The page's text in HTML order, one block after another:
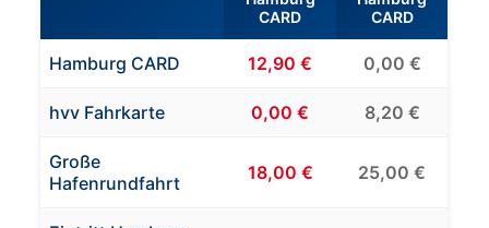
CARD
CARD
Hamburg CARD 12,90 € 0,00 €
hvv Fahrkarte 0,00 € 8,20 €
Große
Hafenrundfahrt
18,00 € 25,00 €